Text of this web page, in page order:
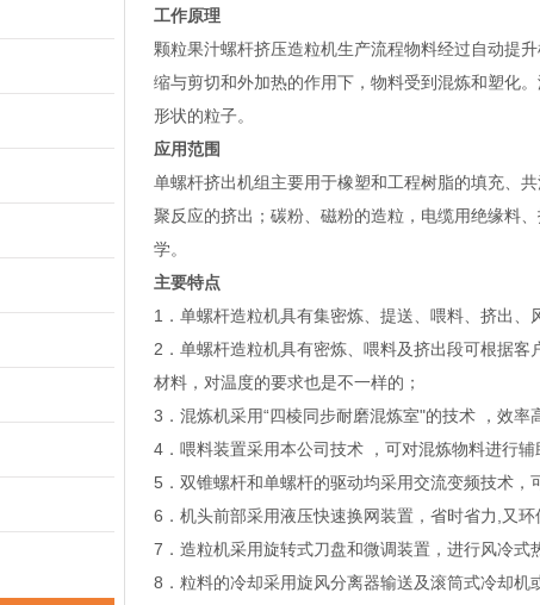
工作原理
颗粒果汁螺杆挤压造粒机生产流程物料经过自动提
缩与剪切和外加热的作用下，物料受到混炼和塑化
形状的粒子。
应用范围
单螺杆挤出机组主要用于橡塑和工程树脂的填充、
聚反应的挤出；碳粉、磁粉的造粒，电缆用绝缘料
学。
主要特点
1．单螺杆造粒机具有集密炼、提送、喂料、挤出
2．单螺杆造粒机具有密炼、喂料及挤出段可根据
材料，对温度的要求也是不一样的；
3．混炼机采用“四棱同步耐磨混炼室"的技术 ，效率
4．喂料装置采用本公司技术 ，可对混炼物料进行
5．双锥螺杆和单螺杆的驱动均采用交流变频技术，
6．机头前部采用液压快速换网装置，省时省力,又环
7．造粒机采用旋转式刀盘和微调装置，进行风冷式
8．粒料的冷却采用旋风分离器输送及滚筒式冷却机